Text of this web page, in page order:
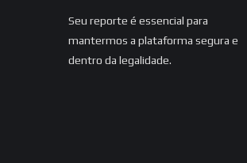
Seu reporte é essencial para
mantermos a plataforma segura e
dentro da legalidade.